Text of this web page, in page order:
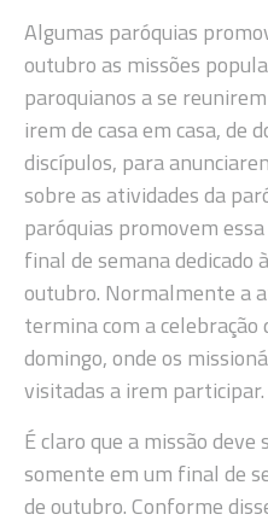
Algumas paróquias
outubro as missões
paroquianos a se
irem de casa em casa, de
discípulos, para
sobre as atividades da
paróquias promovem
final de semana dedicado
outubro. Normalmente a
termina com a
domingo, onde os
visitadas a irem participar.
É claro que a missão
somente em um final de
de outubro. Conforme